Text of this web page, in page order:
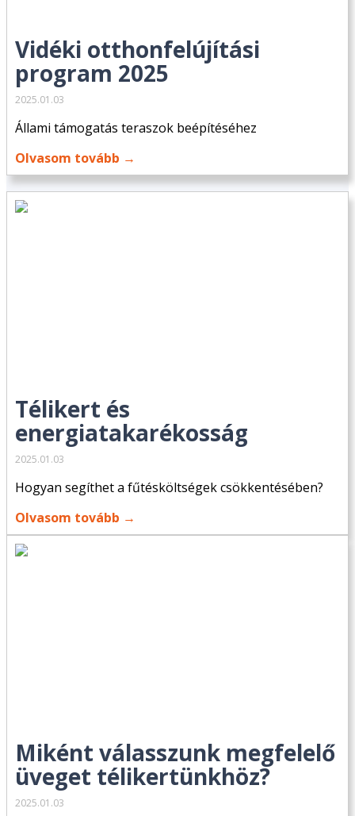
Vidéki otthonfelújítási
program 2025
2025.01.03
Állami támogatás teraszok beépítéséhez
Olvasom tovább →
Télikert és
energiatakarékosság
2025.01.03
Hogyan segíthet a fűtésköltségek csökkentésében?
Olvasom tovább →
Miként válasszunk megfelelő
üveget télikertünkhöz?
2025.01.03